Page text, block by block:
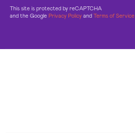
This site is protected by reCAPTCHA
and the Google Privacy Policy and Terms of Service